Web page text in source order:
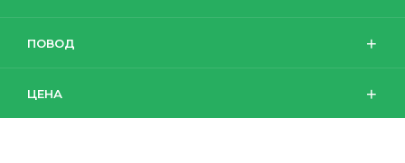
ПОВОД
ЦЕНА